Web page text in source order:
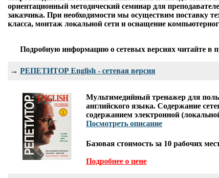
ориентационный методический семинар для
заказчика. При необходимости мы осуществим поставку
класса, монтаж локальной сети и оснащение
Подробную информацию о сетевых версиях читайте в
→ РЕПЕТИТОР English - сетевая версия
Мультимедийный тренажер для
английского языка. Содержание
содержанием электронной
Посмотреть описание
Базовая стоимость за 10 рабочих
Подробнее о цене